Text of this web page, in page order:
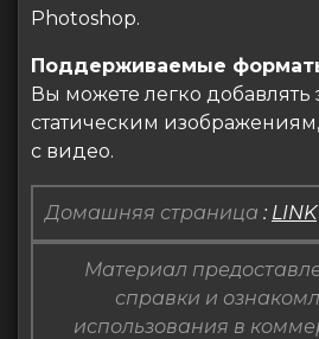
Photoshop.
Поддерживаемые
Вы можете легко добавлять
статическим изображениям,
с видео.
Домашняя страница : LINK
Материал
справки и
использования в